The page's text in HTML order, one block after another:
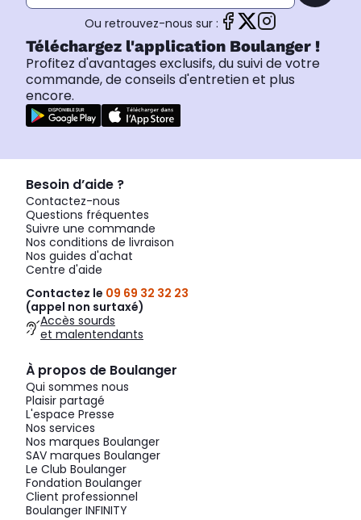
Ou retrouvez-nous sur :
Téléchargez l'application Boulanger !
Profitez d'avantages exclusifs, du suivi de votre
commande, de conseils d'entretien et plus
encore.
Besoin d’aide ?
Contactez-nous
Questions fréquentes
Suivre une commande
Nos conditions de livraison
Nos guides d'achat
Centre d'aide
Contactez le 09 69 32 32 23
(appel non surtaxé)
Accès sourds
et malentendants
À propos de Boulanger
Qui sommes nous
Plaisir partagé
L'espace Presse
Nos services
Nos marques Boulanger
SAV marques Boulanger
Le Club Boulanger
Fondation Boulanger
Client professionnel
Boulanger INFINITY